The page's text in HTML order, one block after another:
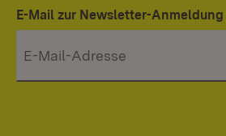
E-Mail zur Newsletter-Anmeldung